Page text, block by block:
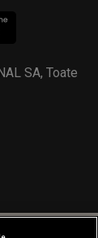
SA, Toate